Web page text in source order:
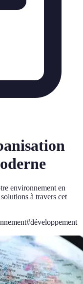
environnement en
à travers cet
#développement